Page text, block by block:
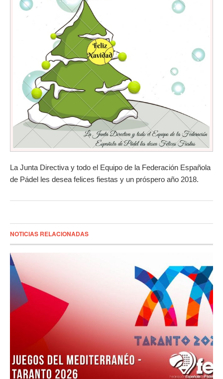
La Junta Directiva y todo el Equipo de la Federación Española
de Pádel les desea felices fiestas y un próspero año 2018.
NOTICIAS RELACIONADAS